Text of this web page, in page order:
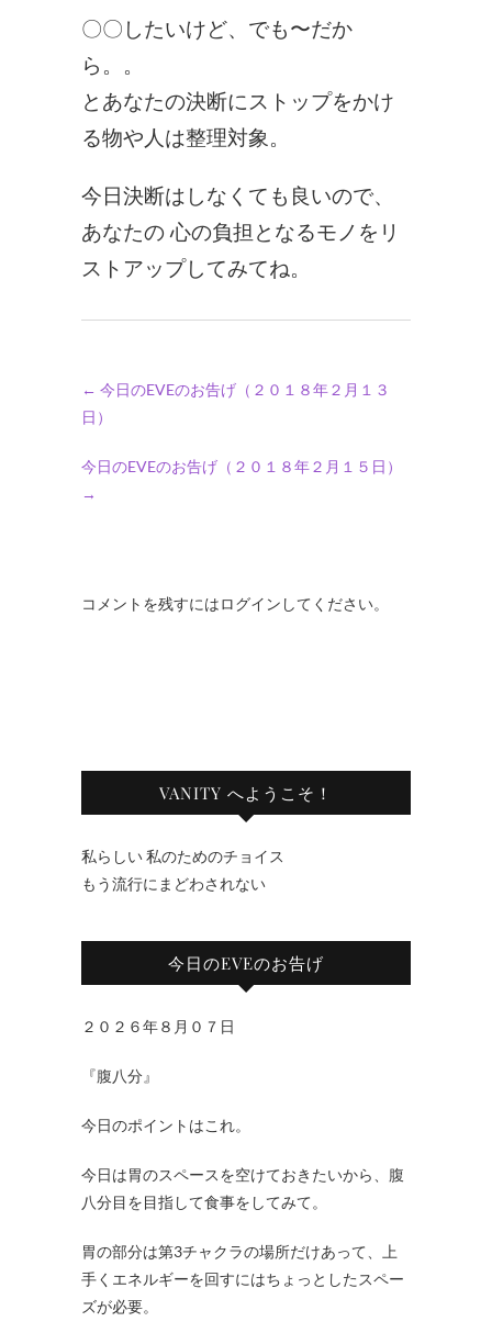
〇〇したいけど、でも〜だか
ら。。
とあなたの決断にストップをかけ
る物や人は整理対象。
今日決断はしなくても良いので、
あなたの 心の負担となるモノをリ
ストアップしてみてね。
← 今日のEVEのお告げ（２０１８年２月１３
日）
今日のEVEのお告げ（２０１８年２月１５日）
→
コメントを残すにはログインしてください。
VANITY へようこそ！
私らしい 私のためのチョイス
もう流行にまどわされない
今日のEVEのお告げ
２０２６年８月０７日
『腹八分』
今日のポイントはこれ。
今日は胃のスペースを空けておきたいから、腹
八分目を目指して食事をしてみて。
胃の部分は第3チャクラの場所だけあって、上
手くエネルギーを回すにはちょっとしたスペー
ズが必要。